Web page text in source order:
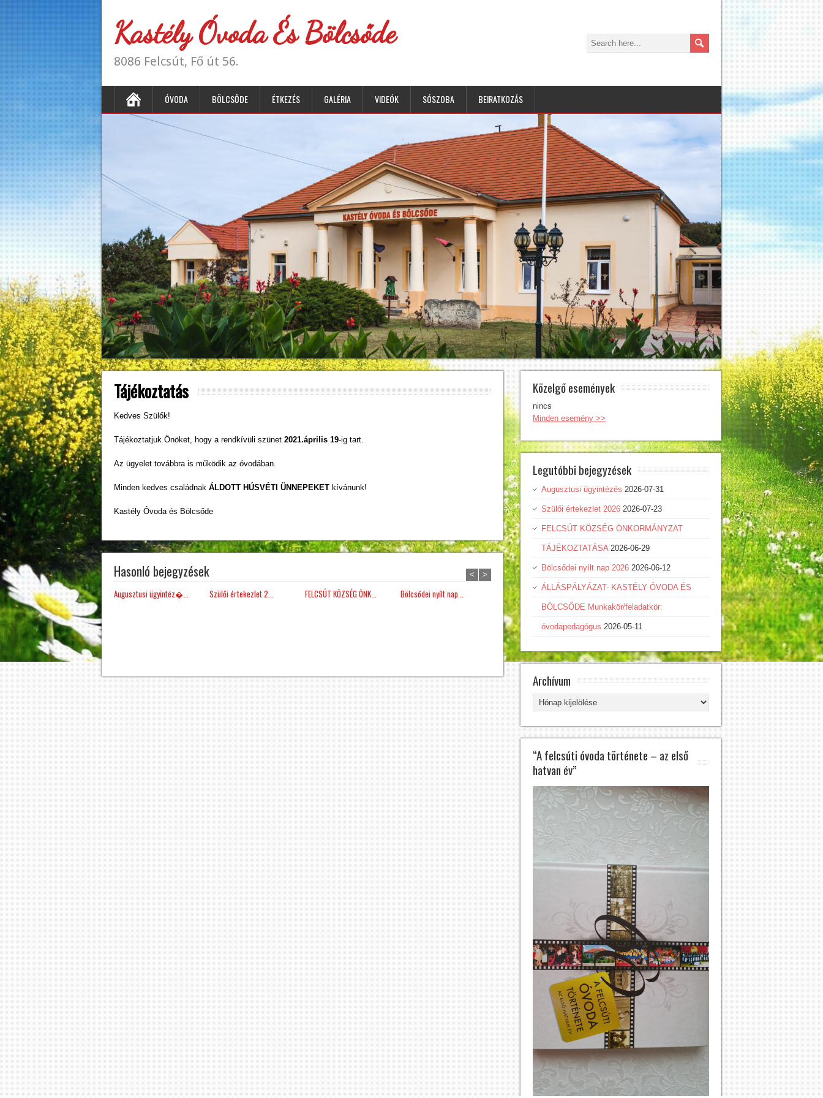
Kastély Óvoda És Bölcsőde
8086 Felcsút, Fő út 56.
ÓVODA BÖLCSŐDE ÉTKEZÉS GALÉRIA VIDEÓK SÓSZOBA BEIRATKOZÁS
Tájékoztatás
Kedves Szülők!
Tájékoztatjuk Önöket, hogy a rendkívüli szünet 2021.április 19-ig tart.
Az ügyelet továbbra is működik az óvodában.
Minden kedves családnak ÁLDOTT HÚSVÉTI ÜNNEPEKET kívánunk!
Kastély Óvoda és Bölcsőde
Hasonló bejegyzések
Augusztusi ügyintéz�... Szülői értekezlet 2... FELCSÚT KÖZSÉG ÖNK... Bölcsődei nyílt nap... ÁLLÁSPÁLYÁZAT- KAS...
ÁLLÁSPÁLYÁZAT R...
< >
Közelgő események
nincs
Minden esemény >>
Legutóbbi bejegyzések
Augusztusi ügyintézés 2026-07-31
Szülői értekezlet 2026 2026-07-23
FELCSÚT KÖZSÉG ÖNKORMÁNYZAT
TÁJÉKOZTATÁSA 2026-06-29
Bölcsődei nyílt nap 2026 2026-06-12
ÁLLÁSPÁLYÁZAT- KASTÉLY ÓVODA ÉS
BÖLCSŐDE Munkakör/feladatkör:
óvodapedagógus 2026-05-11
Archívum
Archívum
“A felcsúti óvoda története – az első
hatvan év”